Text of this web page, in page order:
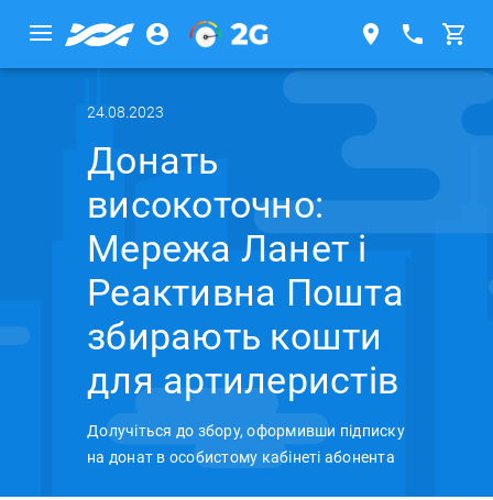
24.08.2023
Донать
високоточно:
Мережа Ланет і
Реактивна Пошта
збирають кошти
для артилеристів
Долучіться до збору, оформивши підписку
на донат в особистому кабінеті абонента